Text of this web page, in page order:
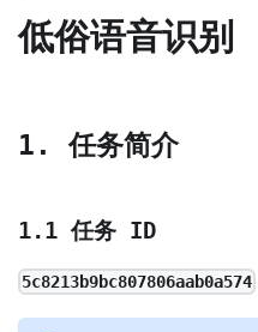
低俗语音识别
1. 任务简介
1.1 任务 ID
5c8213b9bc807806aab0a574